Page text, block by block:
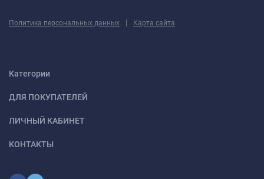
Политика персональных данных | Карта сайта
Категории
ДЛЯ ПОКУПАТЕЛЕЙ
ЛИЧНЫЙ КАБИНЕТ
КОНТАКТЫ